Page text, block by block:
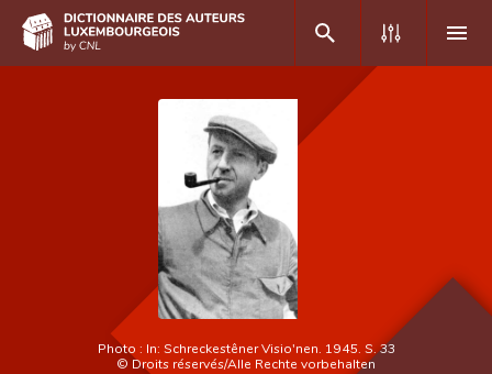
Recherche avancée
Foire aux questions
Photo : In: Schreckestêner Visio'nen. 1945. S. 33
© Droits réservés/Alle Rechte vorbehalten